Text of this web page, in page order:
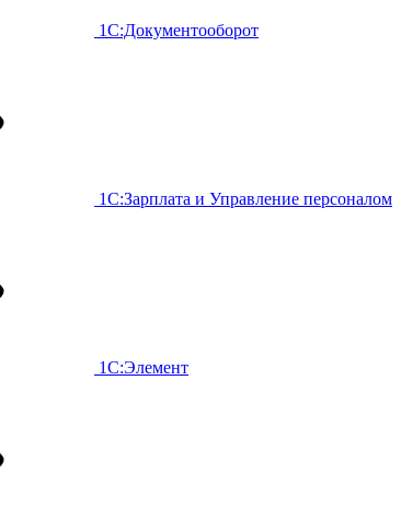
1С:Документооборот
1С:Зарплата и Управление персоналом
1С:Элемент